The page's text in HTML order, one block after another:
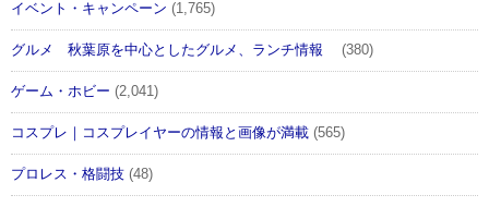
イベント・キャンペーン (1,765)
グルメ 秋葉原を中心としたグルメ、ランチ情報 (380)
ゲーム・ホビー (2,041)
コスプレ｜コスプレイヤーの情報と画像が満載 (565)
プロレス・格闘技 (48)